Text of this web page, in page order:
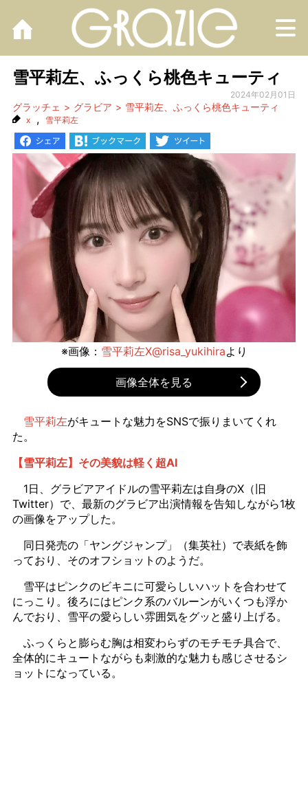
雪平莉左、ふっくら桃色キューティ
2024年02月01日
グラッチェ グラビア 雪平莉左、ふっくら桃色キューティ
x , 雪平莉左
※画像： 雪平莉左X@risa_yukihiraより
画像全体を見る
雪平莉左がキュートな魅力をSNSで振りまいてくれ
た。
【雪平莉左】その美貌は軽く超AI
1日、グラビアアイドルの雪平莉左は自身のX（旧
Twitter）で、最新のグラビア出演情報を告知しながら1枚
の画像をアップした。
同日発売の「ヤングジャンプ」（集英社）で表紙を飾
っており、そのオフショットのようだ。
雪平はピンクのビキニに可愛らしいハットを合わせて
にっこり。後ろにはピンク系のバルーンがいくつも浮か
んでおり、雪平の愛らしい雰囲気をグッと盛り上げる。
ふっくらと膨らむ胸は相変わらずのモチモチ具合で、
全体的にキュートながらも刺激的な魅力も感じさせるシ
ョットになっている。